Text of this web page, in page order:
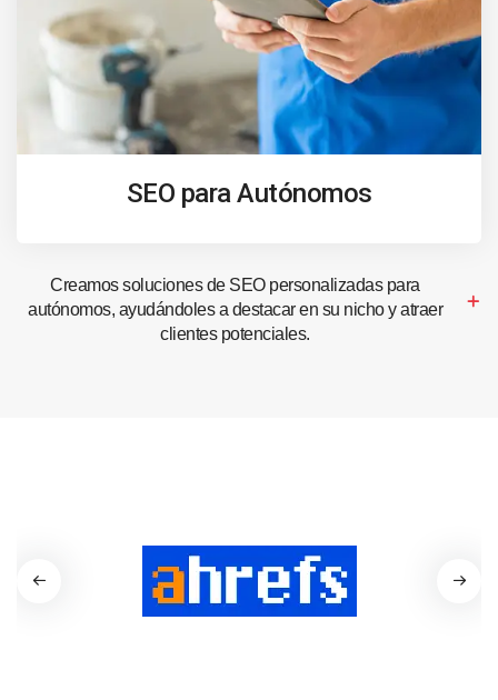
SEO para Autónomos
Creamos soluciones de SEO personalizadas para
autónomos, ayudándoles a destacar en su nicho y atraer
clientes potenciales.